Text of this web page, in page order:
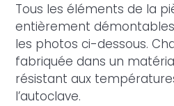
Tous les éléments de la
entièrement
les photos ci-dessous.
fabriquée dans un
résistant aux
l’autoclave.